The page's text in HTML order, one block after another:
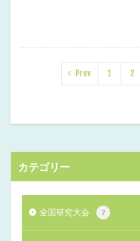
Prev 1 2
カテゴリー
全国研究大会 7